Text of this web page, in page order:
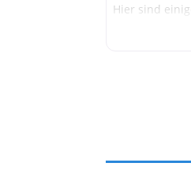
Hier sind